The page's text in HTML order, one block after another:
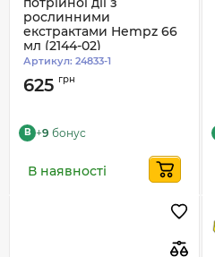
рослинними
екстрактами Hempz 66
мл (2144-02)
Артикул: 24833-1
625 грн
B +9 бонус
В наявності